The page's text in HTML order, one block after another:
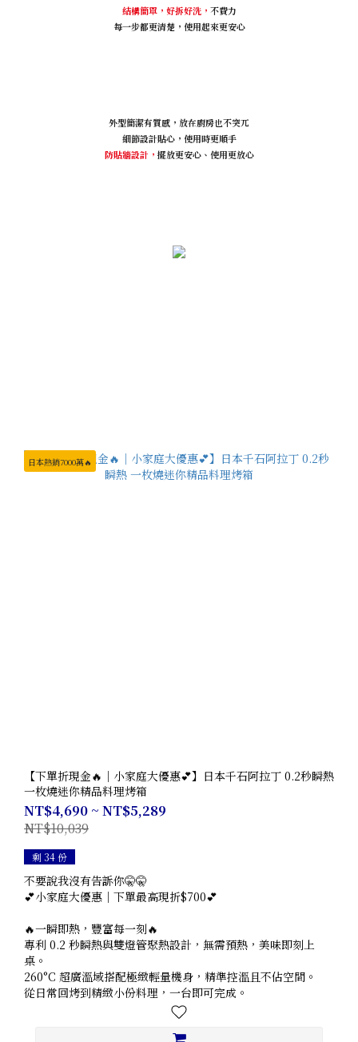
結構簡單，好拆好洗， 不費力
每一步都更清楚，使用起來更安心
外型簡潔有質感，放在廚房也不突兀
細節設計貼心，使用時更順手
防貼牆設計， 擺放更安心、使用更放心
日本熱銷7000萬🔥
【下單折現金🔥｜小家庭大優惠💕】日本千石阿拉丁 0.2秒瞬熱
一枚燒迷你精品料理烤箱
NT$4,690 ~ NT$5,289
NT$10,039
剩 34 份
不要說我沒有告訴你🤫🤫
💕小家庭大優惠｜下單最高現折$700💕
🔥一瞬即熱，豐富每一刻🔥
專利 0.2 秒瞬熱與雙燈管聚熱設計，無需預熱，美味即刻上
桌。
260°C 超廣溫域搭配極緻輕量機身，精準控溫且不佔空間。
從日常回烤到精緻小份料理，一台即可完成。